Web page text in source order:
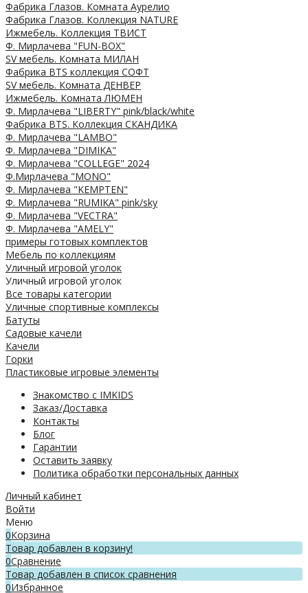
Фабрика Глазов. Комната Аурелио
Фабрика Глазов. Коллекция NATURE
Ижмебель. Коллекция ТВИСТ
Ф. Мирлачева "FUN-BOX"
SV мебель. Комната МИЛАН
Фабрика BTS коллекция СОФТ
SV мебель. Комната ДЕНВЕР
Ижмебель. Комната ЛЮМЕН
Ф. Мирлачева "LIBERTY" pink/black/white
Фабрика BTS. Коллекция СКАНДИКА
Ф. Мирлачева "LAMBO"
Ф. Мирлачева "DIMIKA"
Ф. Мирлачева "COLLEGE" 2024
Ф.Мирлачева "MONO"
Ф. Мирлачева "KEMPTEN"
Ф. Мирлачева "RUMIKA" pink/sky
Ф. Мирлачева "VECTRA"
Ф. Мирлачева "AMELY"
примеры готовых комплектов
Мебель по коллекциям
Уличный игровой уголок
Уличный игровой уголок
Все товары категории
Уличные спортивные комплексы
Батуты
Садовые качели
Качели
Горки
Пластиковые игровые элементы
Знакомство с IMKIDS
Заказ/Доставка
Контакты
Блог
Гарантии
Оставить заявку
Политика обработки персональных данных
Личный кабинет
Войти
Меню
0Корзина
Товар добавлен в корзину!
0Сравнение
Товар добавлен в список сравнения
0Избранное